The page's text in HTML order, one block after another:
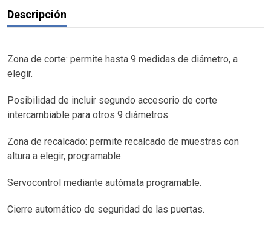
Descripción
Zona de corte: permite hasta 9 medidas de diámetro, a
elegir.
Posibilidad de incluir segundo accesorio de corte
intercambiable para otros 9 diámetros.
Zona de recalcado: permite recalcado de muestras con
altura a elegir, programable.
Servocontrol mediante autómata programable.
Cierre automático de seguridad de las puertas.